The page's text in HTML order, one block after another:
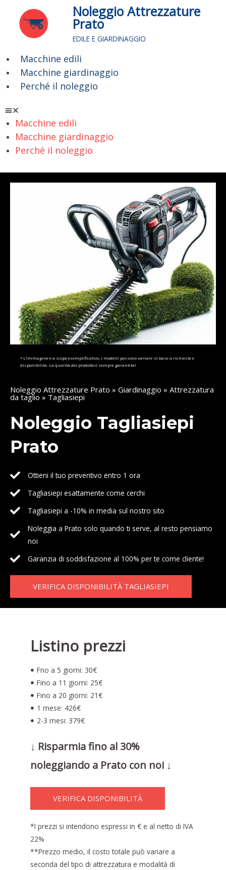
contenuto
Noleggio Attrezzature
Prato
EDILE E GIARDINAGGIO
Macchine edili
Macchine giardinaggio
Perché il noleggio
Menu
Macchine edili
Macchine giardinaggio
Perché il noleggio
Noleggio Attrezzature Prato » Giardinaggio » Attrezzatura
da taglio » Tagliasiepi
Noleggio Tagliasiepi
Prato
Ottieni il tuo preventivo entro 1 ora
Tagliasiepi esattamente come cerchi
Tagliasiepi a -10% in media sul nostro sito
Noleggia a Prato solo quando ti serve, al resto pensiamo
noi
Garanzia di soddisfazione al 100% per te come cliente!
VERIFICA DISPONIBILITÀ TAGLIASIEPI
* L’immagine è a scopo esemplificativo, i modelli possono variare in base a richieste e
disponibilità. La qualità del prodotto è sempre garantita!
Listino prezzi
Fno a 5 giorni: 30€
Fino a 11 giorni: 25€
Fino a 20 giorni: 21€
1 mese: 426€
2-3 mesi: 379€
↓ Risparmia fino al 30%
noleggiando a Prato con noi ↓
VERIFICA DISPONIBILITÀ
*I prezzi si intendono espressi in € e al netto di IVA
22%
**Prezzo medio, il costo totale può variare a
seconda del tipo di attrezzatura e modalità di